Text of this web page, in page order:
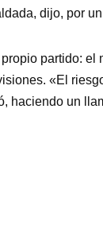
dijo, por
partido: el
«El
haciendo un